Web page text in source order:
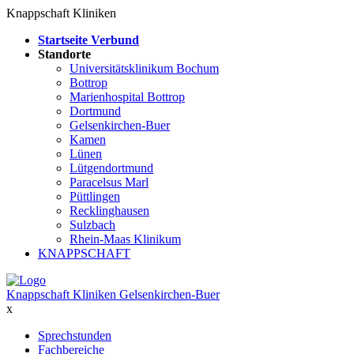
Knappschaft Kliniken
Startseite Verbund
Standorte
Universitätsklinikum Bochum
Bottrop
Marienhospital Bottrop
Dortmund
Gelsenkirchen-Buer
Kamen
Lünen
Lütgendortmund
Paracelsus Marl
Püttlingen
Recklinghausen
Sulzbach
Rhein-Maas Klinikum
KNAPPSCHAFT
Knappschaft Kliniken Gelsenkirchen-Buer
x
Sprechstunden
Fachbereiche